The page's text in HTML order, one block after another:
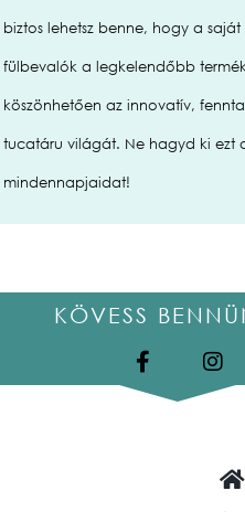
biztos lehetsz benne, hogy a
fülbevalók a legkelendőbb
köszönhetően az innovatív,
tucatáru világát. Ne hagyd ki ezt
mindennapjaidat!
KÖVESS